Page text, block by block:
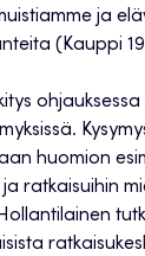
ja
(Kauppi
ohjauksessa
huomion
ratkaisuihin